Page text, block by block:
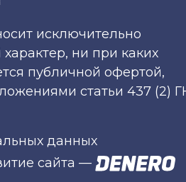
исключительно
ни при каких
публичной офертой,
статьи 437 (2)
данных
сайта —